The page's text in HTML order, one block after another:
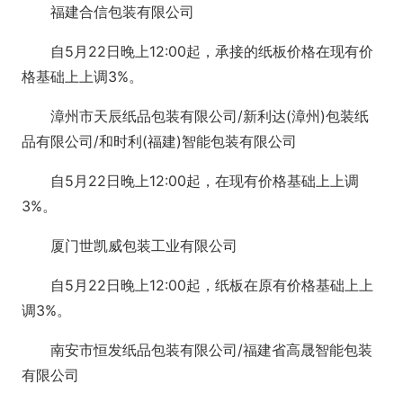
福建合信包装有限公司
自5月22日晚上12:00起，承接的纸板价格在现有价
格基础上上调3%。
漳州市天辰纸品包装有限公司/新利达(漳州)包装纸
品有限公司/和时利(福建)智能包装有限公司
自5月22日晚上12:00起，在现有价格基础上上调
3%。
厦门世凯威包装工业有限公司
自5月22日晚上12:00起，纸板在原有价格基础上上
调3%。
南安市恒发纸品包装有限公司/福建省高晟智能包装
有限公司